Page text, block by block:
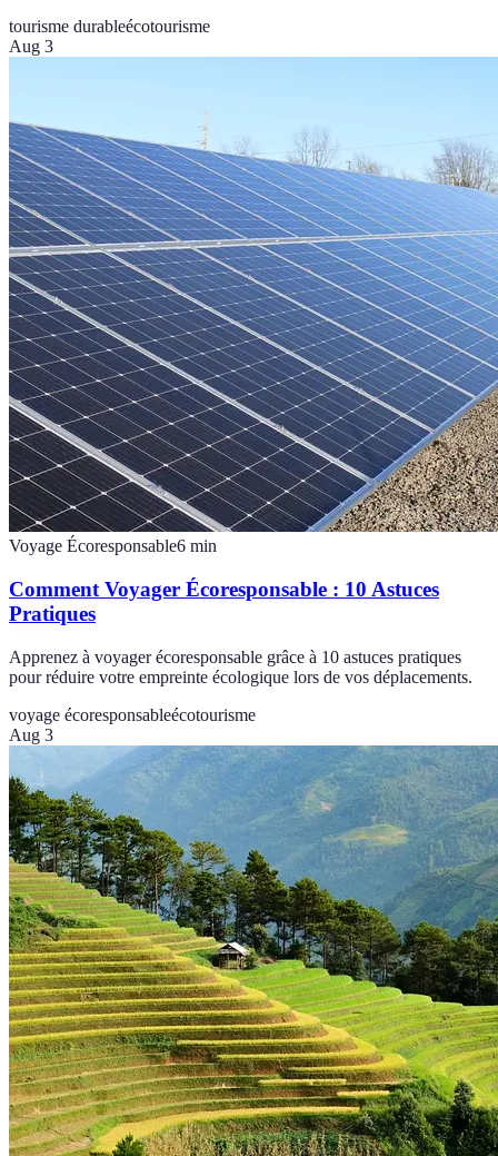
tourisme durableécotourisme
Aug 3
Voyage Écoresponsable6 min
Comment Voyager Écoresponsable : 10 Astuces
Pratiques
Apprenez à voyager écoresponsable grâce à 10 astuces pratiques
pour réduire votre empreinte écologique lors de vos déplacements.
voyage écoresponsableécotourisme
Aug 3